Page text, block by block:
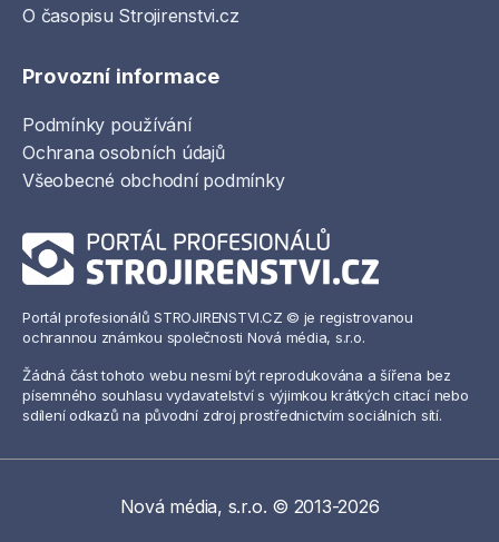
O časopisu Strojirenstvi.cz
Provozní informace
Podmínky používání
Ochrana osobních údajů
Všeobecné obchodní podmínky
Portál profesionálů STROJIRENSTVI.CZ © je registrovanou
ochrannou známkou společnosti Nová média, s.r.o.
Žádná část tohoto webu nesmí být reprodukována a šířena bez
písemného souhlasu vydavatelství s výjimkou krátkých citací nebo
sdílení odkazů na původní zdroj prostřednictvím sociálních sítí.
Nová média, s.r.o. © 2013-2026